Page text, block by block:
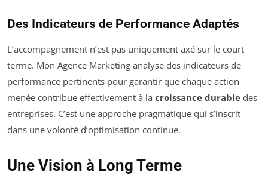
Des Indicateurs de Performance Adaptés
L’accompagnement n’est pas uniquement axé sur le court
terme. Mon Agence Marketing analyse des indicateurs de
performance pertinents pour garantir que chaque action
menée contribue effectivement à la croissance durable des
entreprises. C’est une approche pragmatique qui s’inscrit
dans une volonté d’optimisation continue.
Une Vision à Long Terme